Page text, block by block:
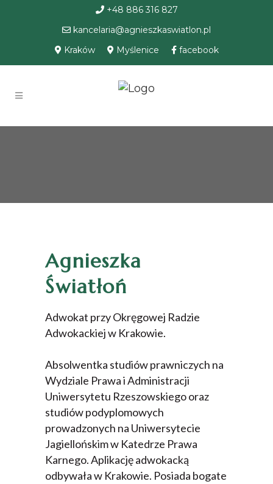
+48 886 316 827
kancelaria@agnieszkaswiatlon.pl
Kraków
Myślenice facebook
Agnieszka
Światłoń
Adwokat przy Okręgowej Radzie
Adwokackiej w Krakowie.
Absolwentka studiów prawniczych na
Wydziale Prawa i Administracji
Uniwersytetu Rzeszowskiego oraz
studiów podyplomowych
prowadzonych na Uniwersytecie
Jagiellońskim w Katedrze Prawa
Karnego. Aplikację adwokacką
odbywała w Krakowie. Posiada bogate